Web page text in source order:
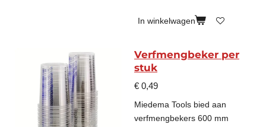
In winkelwagen
Verfmengbeker per
stuk
€ 0,49
Miedema Tools bied aan
verfmengbekers 600 mm